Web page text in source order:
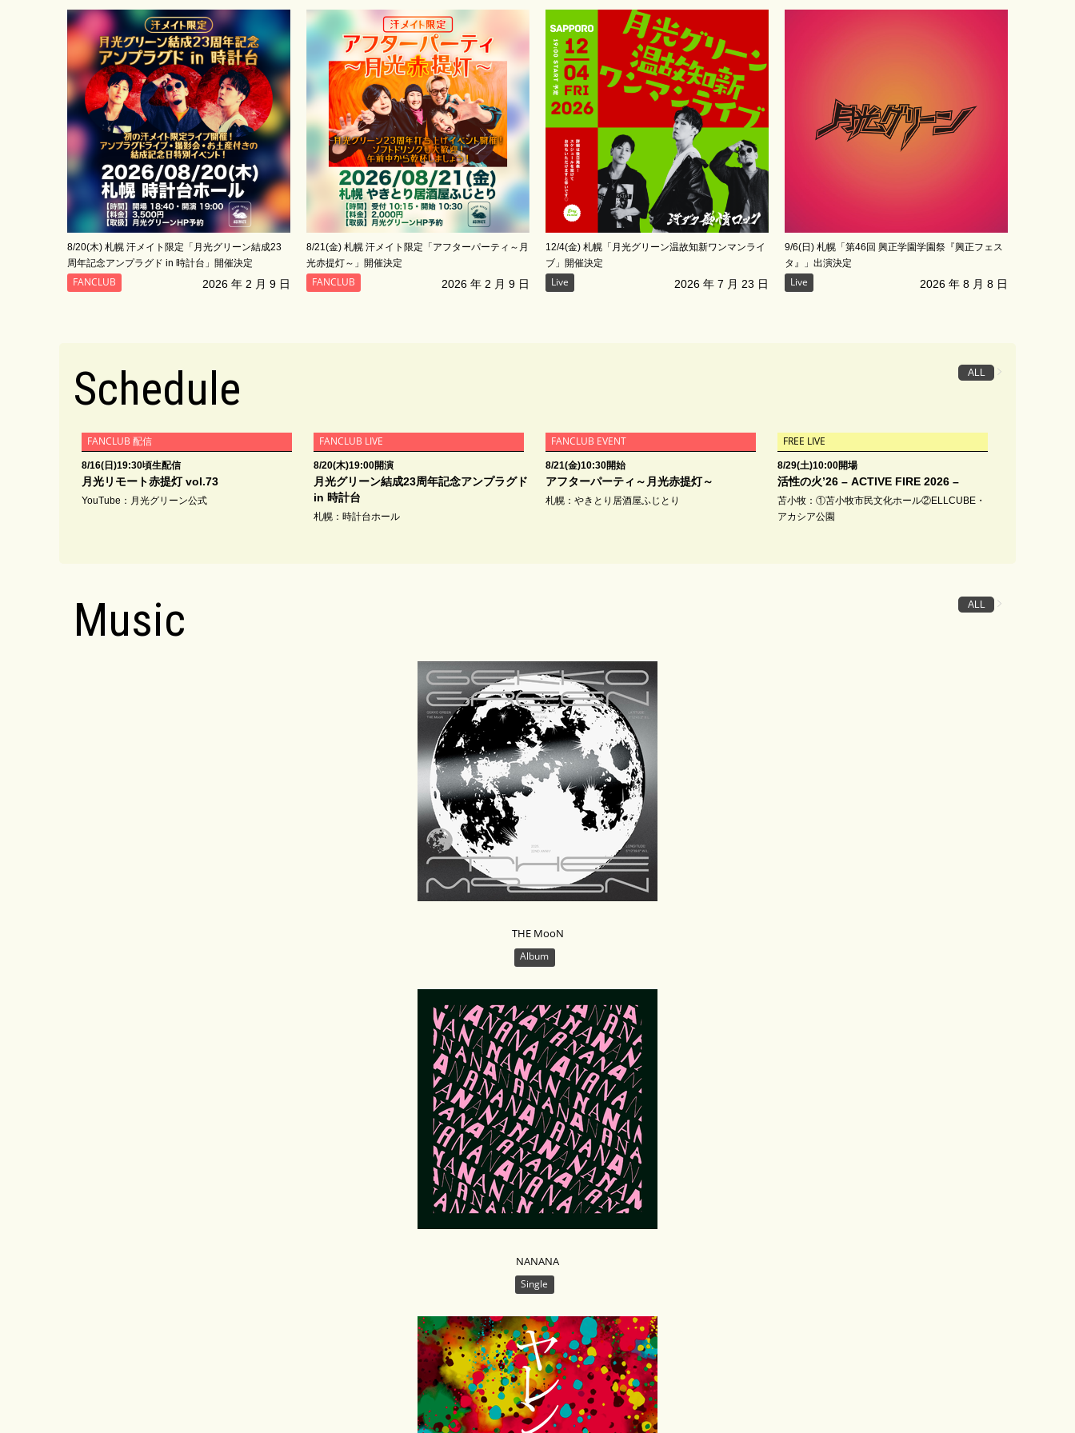
8/20(木) 札幌 汗メイト限定「月光グリーン結成23
周年記念アンプラグド in 時計台」開催決定
FANCLUB 2026 年 2 月 9 日
8/21(金) 札幌 汗メイト限定「アフターパーティ～月
光赤提灯～」開催決定
FANCLUB 2026 年 2 月 9 日
12/4(金) 札幌「月光グリーン温故知新ワンマンライ
ブ」開催決定
Live 2026 年 7 月 23 日
9/6(日) 札幌「第46回 興正学園学園祭『興正フェス
タ』」出演決定
Live 2026 年 8 月 8 日
Schedule ALL
FANCLUB 配信
月光リモート赤提灯 vol.73
YouTube：月光グリーン公式
8/16(日)19:30頃生配信
FANCLUB LIVE
月光グリーン結成23周年記念アンプラグド
in 時計台
札幌：時計台ホール
8/20(木)19:00開演
FANCLUB EVENT
アフターパーティ～月光赤提灯～
札幌：やきとり居酒屋ふじとり
8/21(金)10:30開始
FREE LIVE
活性の火’26 – ACTIVE FIRE 2026 –
苫小牧：①苫小牧市民文化ホール②ELLCUBE・
アカシア公園
8/29(土)10:00開場
Music ALL
THE MooN
Album
NANANA
Single